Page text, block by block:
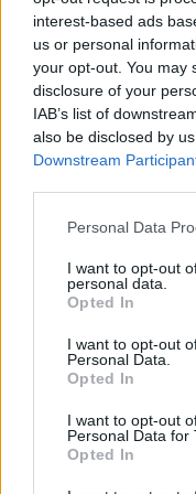
interest-based ads
us or personal
your opt-out. You may
disclosure of your
IAB’s list of
also be disclosed by
Downstream
Personal Data
I want to opt-out
personal data.
Opted In
I want to opt-out
Personal Data.
Opted In
I want to opt-out
Personal Data for
Opted In
GORENJE
Taletović (3
Kavčič Aleks 6,
1, Miklavčič,
Ravnikar
Opozorilo:Po
posameznik
rasističnimi,
bodo odstranjeni.
Failed to fetch